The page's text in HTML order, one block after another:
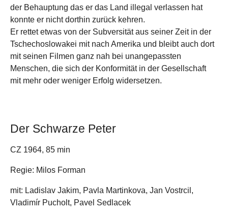
der Behauptung das er das Land illegal verlassen hat
konnte er nicht dorthin zurück kehren.
Er rettet etwas von der Subversität aus seiner Zeit in der
Tschechoslowakei mit nach Amerika und bleibt auch dort
mit seinen Filmen ganz nah bei unangepassten
Menschen, die sich der Konformität in der Gesellschaft
mit mehr oder weniger Erfolg widersetzen.
Der Schwarze Peter
CZ 1964, 85 min
Regie: Milos Forman
mit: Ladislav Jakim, Pavla Martinkova, Jan Vostrcil,
Vladimí­r Pucholt, Pavel Sedlacek